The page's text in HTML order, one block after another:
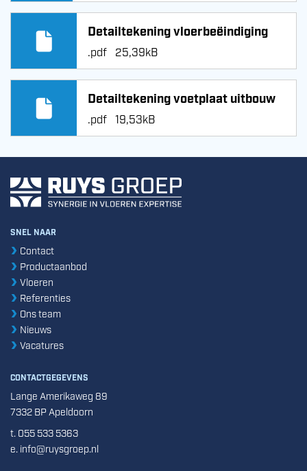
Detailtekening vloerbeëindiging
.pdf 25,39kB
Detailtekening voetplaat uitbouw
.pdf 19,53kB
SNEL NAAR
Contact
Productaanbod
Vloeren
Referenties
Ons team
Nieuws
Vacatures
CONTACTGEGEVENS
Lange Amerikaweg 89
7332 BP Apeldoorn
t. 055 533 5363
e. info@ruysgroep.nl